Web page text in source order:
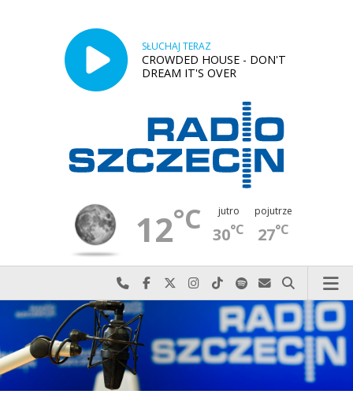
SŁUCHAJ TERAZ
CROWDED HOUSE - DON'T
DREAM IT'S OVER
12°C jutro
30°C
pojutrze
27°C
Najlepiej po prostu do nas zadzwoń
Odwiedź nas na Facebook-u
Odwiedź nas na X
Odwiedź nas na Instagram-ie
Odwiedź nas na TikTok-u
Szukaj nas na Spotify
Wyślij do nas
Szukaj